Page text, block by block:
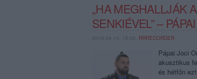
„HA MEGHALLJÁK
SENKIÉVEL” –
2018.04.14. 15:00, RRRECORDER
Pápai Joci
akusztikus
és hétfőn